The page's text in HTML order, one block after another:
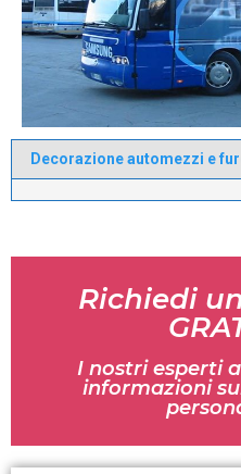
Decorazione automezzi e
Richiedi
I nostri esperti
informazioni